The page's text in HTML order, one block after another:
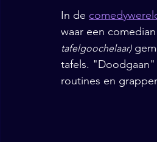
In de
waar een
tafelgoochelaar)
tafels.
routines en